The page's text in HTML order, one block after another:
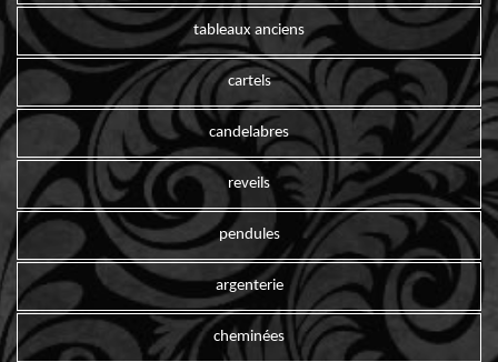
tableaux anciens
cartels
candelabres
reveils
pendules
argenterie
cheminées